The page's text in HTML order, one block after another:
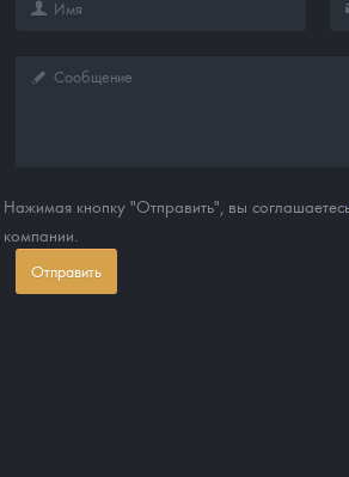
Нажимая кнопку "Отправить", вы
компании.
Отправить